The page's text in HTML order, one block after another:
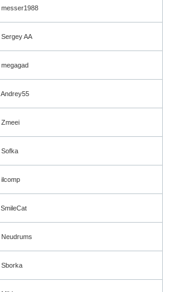
messer1988
Sergey AA
megagad
Andrey55
Zmeei
Sofka
ilcomp
SmileCat
Neudrums
Sborka